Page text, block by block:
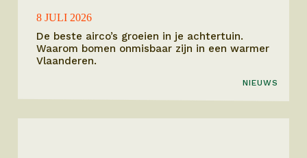
8 JULI 2026
De beste airco’s groeien in je achtertuin.
Waarom bomen onmisbaar zijn in een warmer
Vlaanderen.
NIEUWS